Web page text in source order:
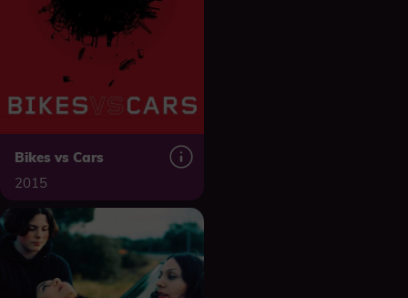
Bikes vs Cars
2015